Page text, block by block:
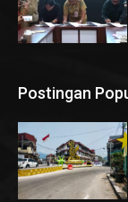
Postingan